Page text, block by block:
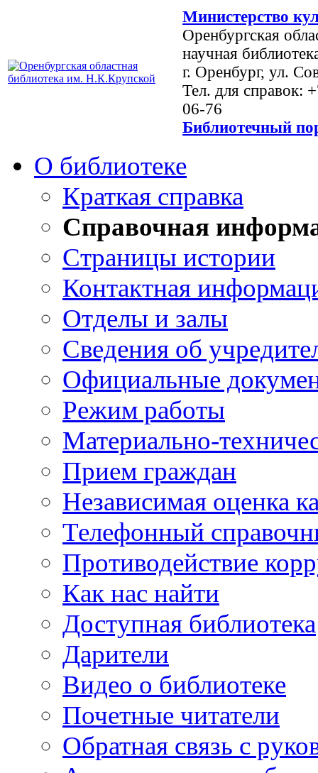
Министерство
Оренбургская
научная
г. Оренбург, ул.
Тел. для справок:
06-76
Библиотечный
О библиотеке
Краткая справка
Справочная
Страницы истории
Контактная
Отделы и залы
Сведения об
Официальные
Режим работы
Материально-
Прием граждан
Независимая оценка
Телефонный
Противодействие
Как нас найти
Доступная библиотека
Дарители
Видео о библиотеке
Почетные читатели
Обратная связь с